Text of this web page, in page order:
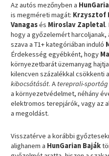
Az autós mezőnyben a
is megméreti magát: Krzysztof
Vanagasés Miroslav Zapletal.
hogy a győzelemért harcoljanak,
szava a T1+ kategóriában induló
Érdekesség egyébként, hogy
környezetbarát üzemanyag
kilencven százalékkal csökkenti a
kibocsátását. A tereprali-sportág
a környezetvédelmet, néhány
elektromos terepjárók, vagy az
a megoldást.
Visszatérve a korábbi
alighanem a HunGarian Baják